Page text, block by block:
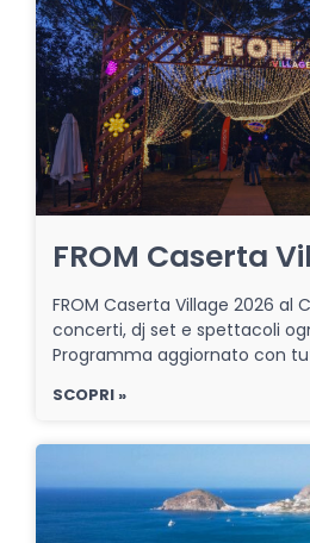
FROM Caserta
FROM Caserta Village 2026 al
concerti, dj set e spettacoli
Programma aggiornato con
SCOPRI »